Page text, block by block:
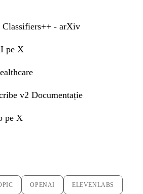
Classifiers++ - arXiv
pe X
v2 Documentație
pe X
OPENAI ELEVENLABS